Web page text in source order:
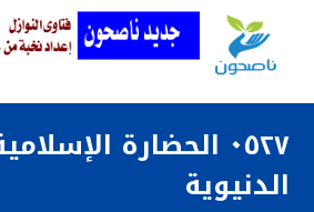
٠٥٢٧ الحضارة
الدنيوية